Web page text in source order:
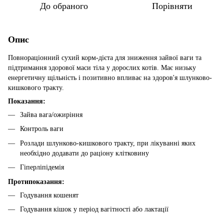
До обраного Порівняти
Опис
Повнораціонний сухий корм-дієта для зниження зайвої ваги та
підтримання здорової маси тіла у дорослих котів. Має низьку
енергетичну щільність і позитивно впливає на здоров'я шлунково-
кишкового тракту.
Показання:
Зайва вага/ожиріння
Контроль ваги
Розлади шлунково-кишкового тракту, при лікуванні яких
необхідно додавати до раціону клітковину
Гіперліпідемія
Протипоказання:
Годування кошенят
Годування кішок у період вагітності або лактації